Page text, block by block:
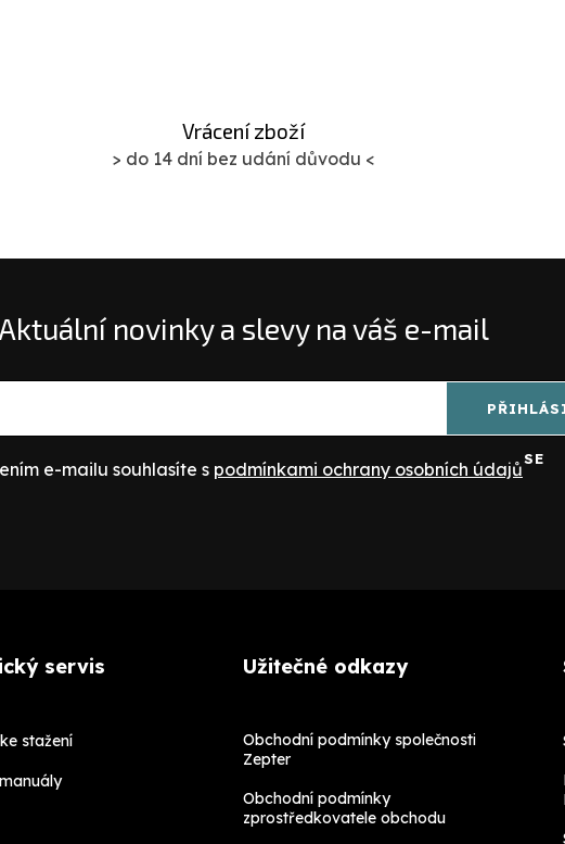
Vrácení zboží
> do 14 dní bez udání důvodu <
Aktuální novinky a slevy na váš e-mail
e-mailu souhlasíte s podmínkami ochrany osobních údajůSE
servis
stažení
Užitečné odkazy
Obchodní podmínky společnosti
Zepter
Obchodní podmínky
zprostředkovatele obchodu